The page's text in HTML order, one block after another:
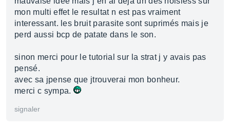
mon multi effet le resultat n est pas vraiment
interessant. les bruit parasite sont suprimés mais je
perd aussi bcp de patate dans le son.
sinon merci pour le tutorial sur la strat j y avais pas
pensé.
avec sa jpense que jtrouverai mon bonheur.
merci c sympa.
signaler